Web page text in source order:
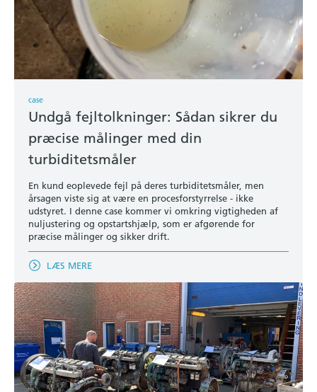
case
Undgå fejltolkninger: Sådan sikrer du
præcise målinger med din
turbiditetsmåler
En kund eoplevede fejl på deres turbiditetsmåler, men
årsagen viste sig at være en procesforstyrrelse - ikke
udstyret. I denne case kommer vi omkring vigtigheden af
nuljustering og opstartshjælp, som er afgørende for
præcise målinger og sikker drift.
LÆS MERE